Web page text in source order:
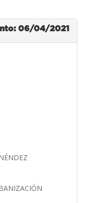
06/04/2021